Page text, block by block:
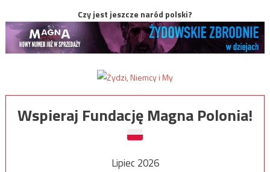
Czy jest jeszcze naród polski?
Wspieraj Fundację Magna Polonia!
Lipiec 2026